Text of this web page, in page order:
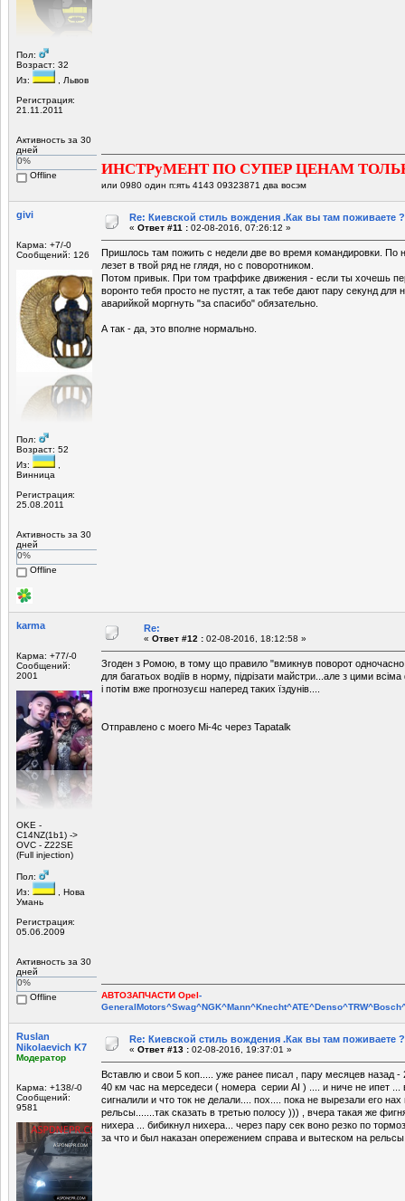
Пол:
Возраст: 32
Из:
, Львов
Регистрация:
21.11.2011
Активность за 30
дней
0%
Offline
ИНСТРуМЕНТ ПО СУПЕР ЦЕНАМ
или 0980 один п:ять 4143 09323871 два восэм
givi
Карма: +7/-0
Сообщений: 126
Пол:
Возраст: 52
Из:
Винница
Регистрация:
25.08.2011
Активность за 30
дней
0%
Offline
Re: Киевской стиль вождения .Как вы там поживаете ?
« Ответ #11 : 02-08-2016, 07:26:12 »
Пришлось там пожить с недели две во время командировки. По
лезет в твой ряд не глядя, но с поворотником.
Потом привык. При том траффике движения - если ты хочешь
воронто тебя просто не пустят, а так тебе дают пару секунд для
аварийкой моргнуть "за спасибо" обязательно.
А так - да, это вполне нормально.
karma
Карма: +77/-0
Сообщений:
2001
OKE -
С14NZ(1b1) ->
OVC - Z22SE
(Full injection)
Пол:
Из:
, Нова
Умань
Регистрация:
05.06.2009
Активность за 30
дней
0%
Offline
Re:
« Ответ #12 : 02-08-2016, 18:12:58 »
Згоден з Ромою, в тому що правило "вмикнув поворот
для багатьох водіїв в норму, підрізати майстри...але з цими
і потім вже прогнозуєш наперед таких їздунів....
Отправлено с моего Mi-4c через Tapatalk
АВТОЗАПЧАСТИ Opel-
Ruslan
Nikolaevich K7
Модератор
Карма: +138/-0
Сообщений:
9581
Re: Киевской стиль вождения .Как вы там поживаете ?
« Ответ #13 : 02-08-2016, 19:37:01 »
Вставлю и свои 5 коп..... уже ранее писал , пару месяцев назад
40 км час на мерседеси ( номера серии АI ) .... и ниче не ипет ...
сигналили и что ток не делали.... пох.... пока не вырезали его
рельсы.......так сказать в третью полосу ))) , вчера такая же
нихера ... бибикнул нихера... через пару сек воно резко по
за что и был наказан опережением справа и вытеском на